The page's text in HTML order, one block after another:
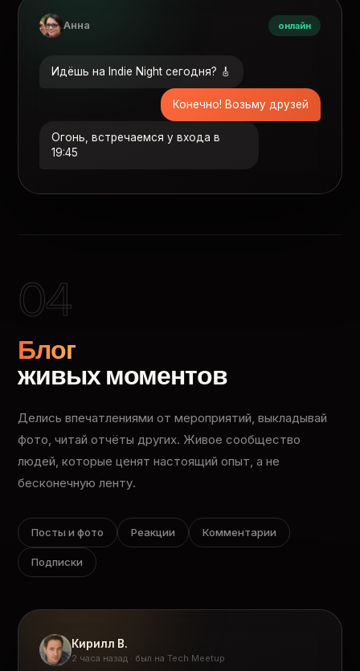
Анна онлайн
Идёшь на Indie Night сегодня? 🎸
Конечно! Возьму друзей
Огонь, встречаемся у входа в
19:45
04
Блог
живых моментов
Делись впечатлениями от мероприятий, выкладывай
фото, читай отчёты других. Живое сообщество
людей, которые ценят настоящий опыт, а не
бесконечную ленту.
Посты и фото Реакции Комментарии
Подписки
Кирилл В.
2 часа назад · был на Tech Meetup